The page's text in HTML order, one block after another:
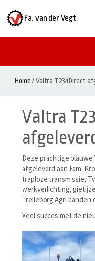
Fa. van der Vegt
Home /Valtra T234Direct
Valtra
Deze prachtige blauwe
afgeleverd aan Fam.
traploze transmissie,
werkverlichting,
Trelleborg Agri banden
Veel succes met de